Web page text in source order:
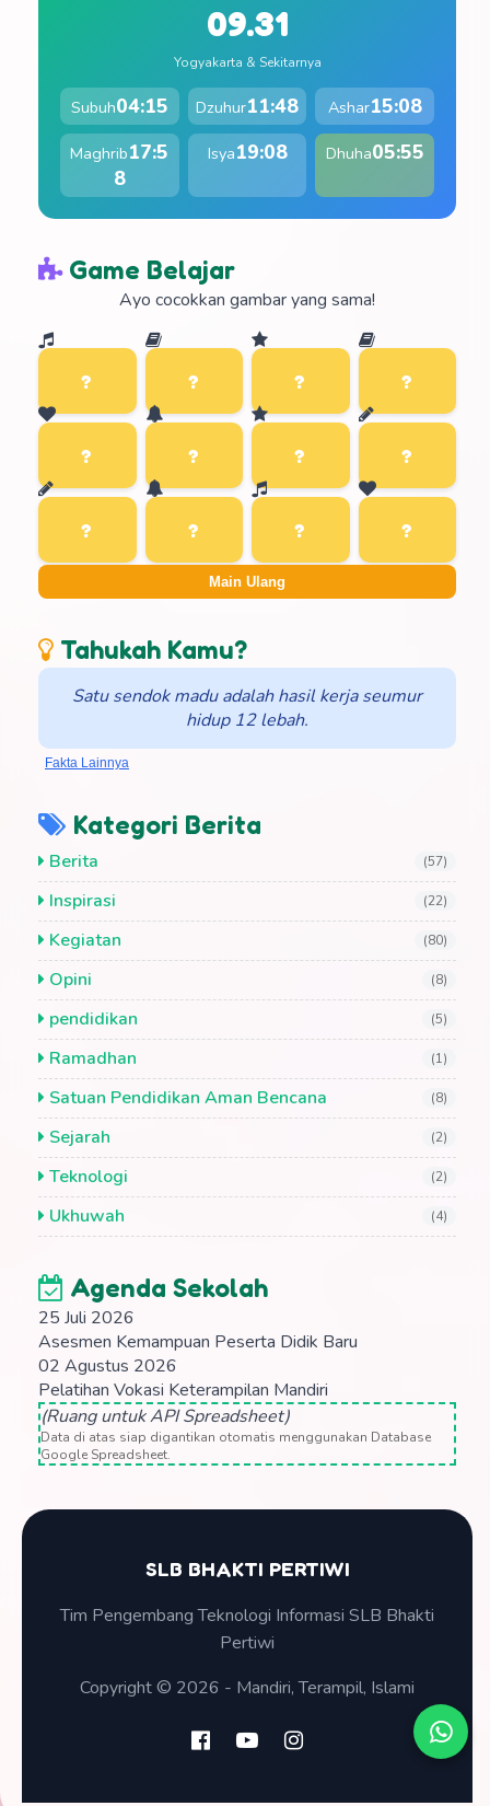
09.31
Yogyakarta & Sekitarnya
Subuh04:15 Dzuhur11:48 Ashar15:08
Maghrib17:5
8
Isya19:08 Dhuha05:55
Game Belajar
Ayo cocokkan gambar yang sama!
Main Ulang
Tahukah Kamu?
Satu sendok madu adalah hasil kerja seumur
hidup 12 lebah.
Fakta Lainnya
Kategori Berita
Berita (57)
Inspirasi (22)
Kegiatan (80)
Opini (8)
pendidikan (5)
Ramadhan (1)
Satuan Pendidikan Aman Bencana (8)
Sejarah (2)
Teknologi (2)
Ukhuwah (4)
Agenda Sekolah
25 Juli 2026
Asesmen Kemampuan Peserta Didik Baru
02 Agustus 2026
Pelatihan Vokasi Keterampilan Mandiri
(Ruang untuk API Spreadsheet)
Data di atas siap digantikan otomatis menggunakan Database
Google Spreadsheet.
SLB BHAKTI PERTIWI
Tim Pengembang Teknologi Informasi SLB Bhakti
Pertiwi
Copyright © 2026 - Mandiri, Terampil, Islami